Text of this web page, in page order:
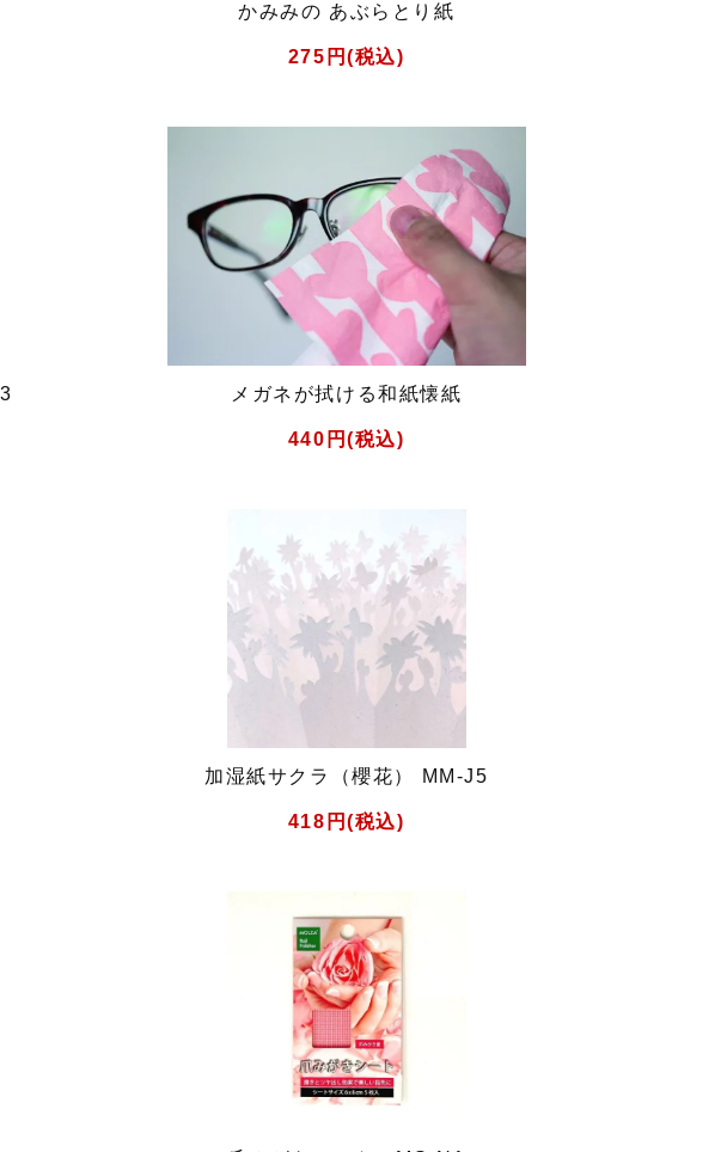
かみみの あぶらとり紙
275円(税込)
メガネが拭ける和紙懐紙
440円(税込)
加湿紙サクラ（櫻花） MM-J5
418円(税込)